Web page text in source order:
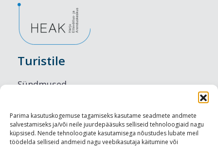
Parima kasutuskogemuse tagamiseks kasutame seadmete andmete
salvestamiseks ja/või neile juurdepääsuks selliseid tehnoloogiaid nagu
küpsised. Nende tehnoloogiate kasutamisega nõustudes lubate meil
töödelda selliseid andmeid nagu veebikasutaja käitumine või
Turistile
Sündmused
Maitseelamused